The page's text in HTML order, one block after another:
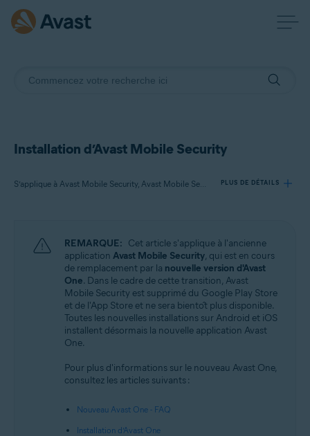
Installation d’Avast Mobile Security
S’applique à Avast Mobile Security, Avast Mobile Security Premium, Avast Mobile Security Ultimate PLUS DE DÉTAILS
Avast Mobile Security
Avast Mobile Security Premium
Avast Mobile Security Ultimate
Systèmes d'exploitation:
Android et iOS
REMARQUE: Cet article s'applique à l'ancienne
application Avast Mobile Security, qui est en cours
de remplacement par la nouvelle version d'Avast
One. Dans le cadre de cette transition, Avast
Mobile Security est supprimé du Google Play Store
et de l'App Store et ne sera bientôt plus disponible.
Toutes les nouvelles installations sur Android et iOS
installent désormais la nouvelle application Avast
One.
Pour plus d'informations sur le nouveau Avast One,
consultez les articles suivants :
Nouveau Avast One - FAQ
Installation d’Avast One